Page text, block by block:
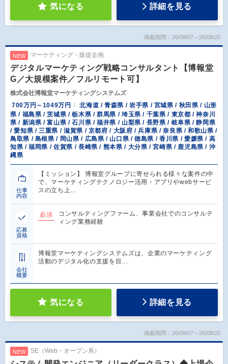
気になる 詳細を見る
掲載期間：26/08/07～26/08/20
NEW マーケティング・販促企画
デジタルマーケティング戦略コンサルタント【博報堂
G／大規模案件／フルリモート可】
株式会社博報堂マーケティングシステムズ
700万円～1049万円
北海道 / 青森県 / 岩手県 / 宮城県 / 秋田県 / 山形
県 / 福島県 / 茨城県 / 栃木県 / 群馬県 / 埼玉県 / 千葉県 / 東京都 / 神奈川
県 / 新潟県 / 富山県 / 石川県 / 福井県 / 山梨県 / 長野県 / 岐阜県 / 静岡県
/ 愛知県 / 三重県 / 滋賀県 / 京都府 / 大阪府 / 兵庫県 / 奈良県 / 和歌山県 /
鳥取県 / 島根県 / 岡山県 / 広島県 / 山口県 / 徳島県 / 香川県 / 愛媛県 / 高
知県 / 福岡県 / 佐賀県 / 長崎県 / 熊本県 / 大分県 / 宮崎県 / 鹿児島県 / 沖
縄県
仕事
内容
【ミッション】 博報堂グループに寄せられる様々な案件の中
で、マーケティングテクノロジー活用・アプリやwebサービ
スの立ち上…
応募
資格
必須
コンサルティングファーム、事業会社でのコンサルテ
ィング業務経験
会社
概要
博報堂マーケティングシステムズは、企業のマーケティング
活動のデジタル化の支援を目…
気になる 詳細を見る
掲載期間：26/08/07～26/08/20
NEW SE（Web・オープン系）